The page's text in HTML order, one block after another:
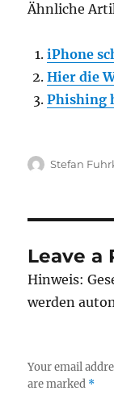
Ähnliche
iPhone
Hier die
Phishing
Author
Stefan
Leave a
Hinweis:
werden
Your email
are marked *